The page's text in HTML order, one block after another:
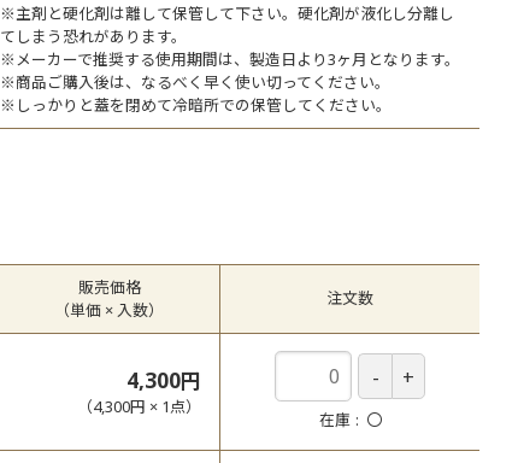
※主剤と硬化剤は離して保管して下さい。硬化剤が液化し分離し
てしまう恐れがあります。
※メーカーで推奨する使用期間は、製造日より3ヶ月となります。
※商品ご購入後は、なるべく早く使い切ってください。
※しっかりと蓋を閉めて冷暗所での保管してください。
販売価格
（単価 × 入数）
注文数
4,300円
（4,300円 × 1点）
在庫 〇